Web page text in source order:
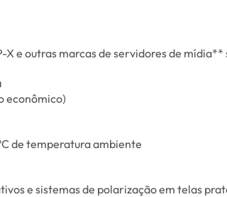
X e outras marcas de servidores de
econômico)
de temperatura ambiente
e sistemas de polarização em telas